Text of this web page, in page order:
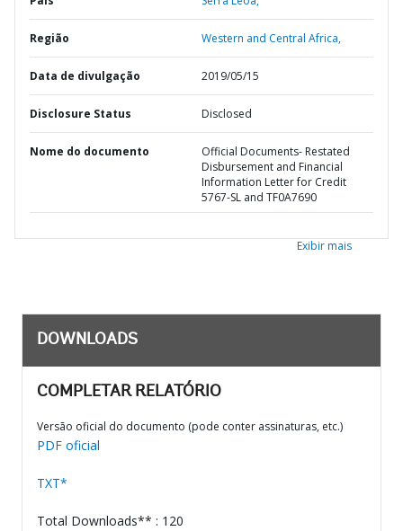
Região Western and Central Africa,
Data de divulgação 2019/05/15
Disclosure Status Disclosed
Nome do documento
Official Documents- Restated
Disbursement and Financial
Information Letter for Credit
5767-SL and TF0A7690
Exibir mais
DOWNLOADS
COMPLETAR RELATÓRIO
Versão oficial do documento (pode conter assinaturas, etc.)
PDF oficial
TXT*
Total Downloads** : 120